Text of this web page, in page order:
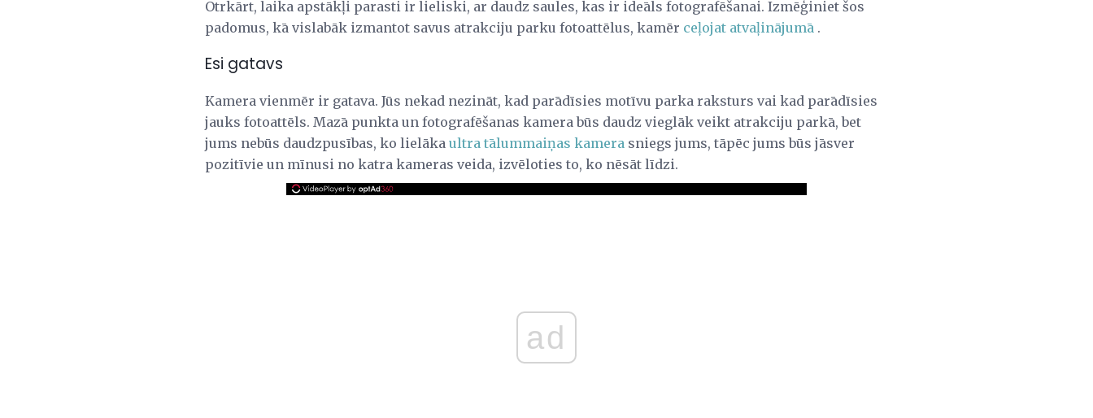
Otrkārt, laika apstākļi parasti ir lieliski, ar daudz saules, kas ir ideāls fotografēšanai. Izmēģiniet šos
padomus, kā vislabāk izmantot savus atrakciju parku fotoattēlus, kamēr ceļojat atvaļinājumā .
Esi gatavs
Kamera vienmēr ir gatava. Jūs nekad nezināt, kad parādīsies motīvu parka raksturs vai kad parādīsies
jauks fotoattēls. Mazā punkta un fotografēšanas kamera būs daudz vieglāk veikt atrakciju parkā, bet
jums nebūs daudzpusības, ko lielāka ultra tālummaiņas kamera sniegs jums, tāpēc jums būs jāsver
pozitīvie un mīnusi no katra kameras veida, izvēloties to, ko nēsāt līdzi.
ad